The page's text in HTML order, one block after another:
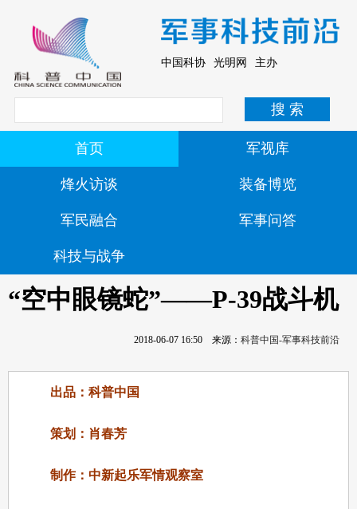
中国科协 光明网 主办
首页 军视库
烽火访谈 装备博览
军民融合 军事问答
科技与战争
“空中眼镜蛇”——P-39战斗机
2018-06-07 16:50 来源： 科普中国-军事科技前沿
出品：科普中国
策划：肖春芳
制作：中新起乐军情观察室